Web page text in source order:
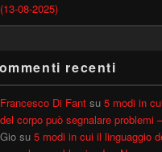
2000) – intervista a
(13-08-2025)
recenti
Francesco Di Fant su 5 modi in
del corpo può segnalare problemi
Gio su 5 modi in cui il linguaggio